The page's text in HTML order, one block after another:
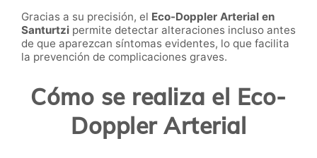
Gracias a su precisión, el Eco-Doppler Arterial en
Santurtzi permite detectar alteraciones incluso antes
de que aparezcan síntomas evidentes, lo que facilita
la prevención de complicaciones graves.
Cómo se realiza el Eco-
Doppler Arterial